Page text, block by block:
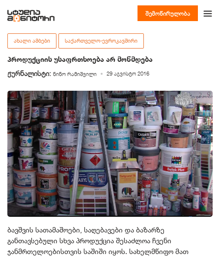
შემოწირულობა
ᲐᲮᲐᲚᲘ ᲐᲛᲑᲔᲑᲘ ᲡᲐᲥᲐᲠᲗᲕᲔᲚᲝ-ᲔᲕᲠᲝᲙᲐᲕᲨᲘᲠᲘ
პროდუქციის უსაფრთხოება არ მოწმდება
ჟურნალისტი: ნინო რამიშვილი 29 აგვისტო 2016
ბავშვის სათამაშოები, საღებავები და ბაზარზე
განთავსებული სხვა პროდუქცია შესაძლოა ჩვენი
ჯანმრთელოებისთვის საშიში იყოს. სახელმწიფო მათ